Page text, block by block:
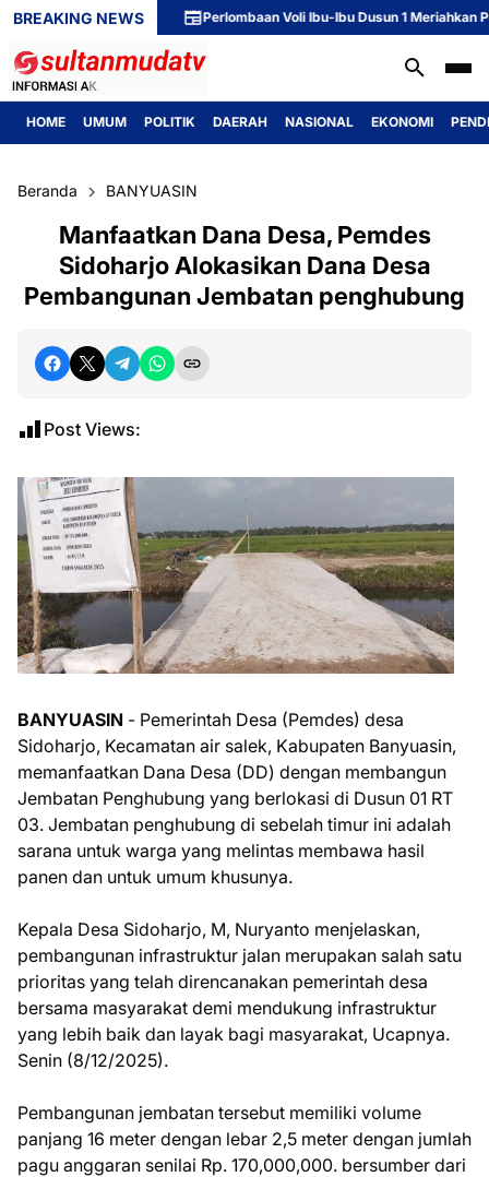
BREAKING NEWS Perlombaan Voli Ibu-Ibu Dusun 1 Meriahkan
HOME UMUM POLITIK DAERAH NASIONAL EKONOMI
Beranda BANYUASIN
Manfaatkan Dana Desa, Pemdes
Sidoharjo Alokasikan Dana Desa
Pembangunan Jembatan penghubung
Post Views:
BANYUASIN - Pemerintah Desa (Pemdes) desa
Sidoharjo, Kecamatan air salek, Kabupaten Banyuasin,
memanfaatkan Dana Desa (DD) dengan membangun
Jembatan Penghubung yang berlokasi di Dusun 01 RT
03. Jembatan penghubung di sebelah timur ini adalah
sarana untuk warga yang melintas membawa hasil
panen dan untuk umum khusunya.
Kepala Desa Sidoharjo, M, Nuryanto menjelaskan,
pembangunan infrastruktur jalan merupakan salah satu
prioritas yang telah direncanakan pemerintah desa
bersama masyarakat demi mendukung infrastruktur
yang lebih baik dan layak bagi masyarakat, Ucapnya.
Senin (8/12/2025).
Pembangunan jembatan tersebut memiliki volume
panjang 16 meter dengan lebar 2,5 meter dengan jumlah
pagu anggaran senilai Rp. 170,000,000. bersumber dari